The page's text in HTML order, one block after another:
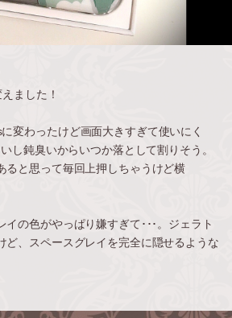
ました！
変わったけど画面大きすぎて使いにく
し鈍臭いからいつか落として割りそう。
ると思って毎回上押しちゃうけど横
イの色がやっぱり嫌すぎて･･･。ジェラト
ど、スペースグレイを完全に隠せるような